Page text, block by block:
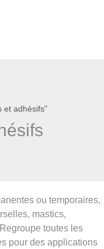
et adhésifs"
ou temporaires,
mastics,
toutes les
pour des applications